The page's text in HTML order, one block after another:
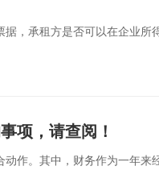
，承租方是否可以在企业所
项，请查阅！
作。其中，财务作为一年来